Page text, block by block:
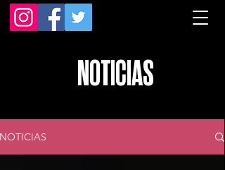
NOTICIAS
NOTICIAS